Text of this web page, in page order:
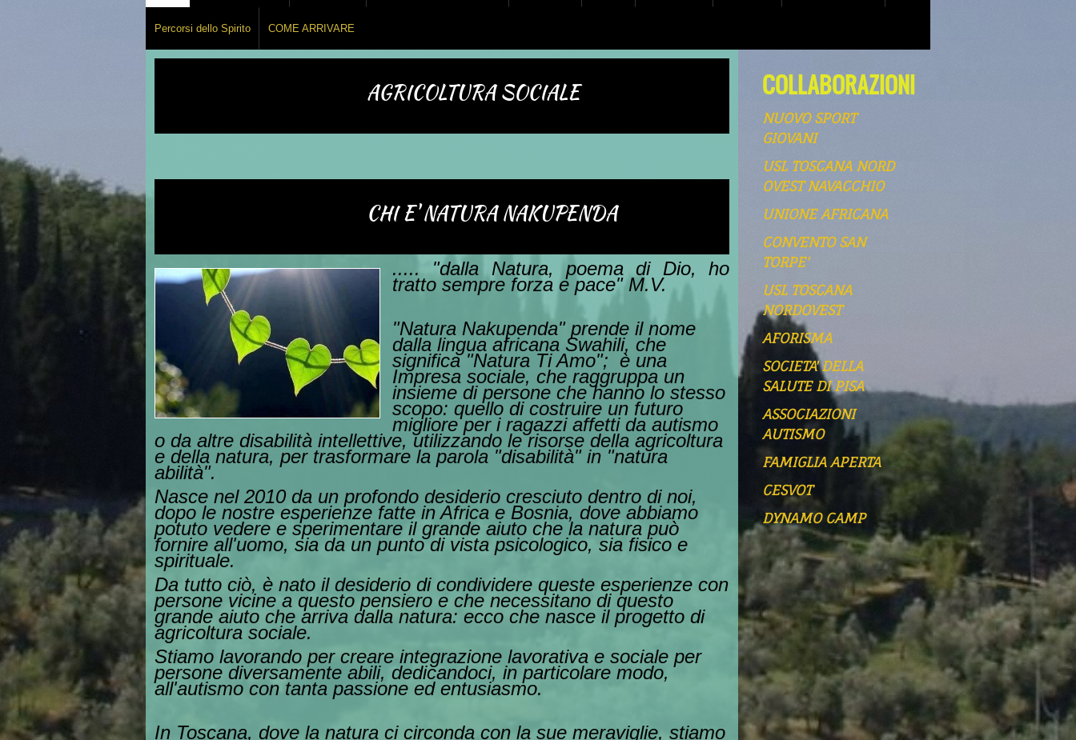
Percorsi dello Spirito COME ARRIVARE
AGRICOLTURA SOCIALE
CHI E' NATURA NAKUPENDA
..... "dalla Natura, poema di Dio, ho
tratto sempre forza e pace" M.V.
"Natura Nakupenda" prende il nome
dalla lingua africana Swahili, che
significa "Natura Ti Amo"; è una
Impresa sociale, che raggruppa un
insieme di persone che hanno lo stesso
scopo: quello di costruire un futuro
migliore per i ragazzi affetti da autismo
o da altre disabilità intellettive, utilizzando le risorse della agricoltura
e della natura, per trasformare la parola "disabilità" in "natura
abilità".
Nasce nel 2010 da un profondo desiderio cresciuto dentro di noi,
dopo le nostre esperienze fatte in Africa e Bosnia, dove abbiamo
potuto vedere e sperimentare il grande aiuto che la natura può
fornire all'uomo, sia da un punto di vista psicologico, sia fisico e
spirituale.
Da tutto ciò, è nato il desiderio di condividere queste esperienze con
persone vicine a questo pensiero e che necessitano di questo
grande aiuto che arriva dalla natura: ecco che nasce il progetto di
agricoltura sociale.
Stiamo lavorando per creare integrazione lavorativa e sociale per
persone diversamente abili, dedicandoci, in particolare modo,
all'autismo con tanta passione ed entusiasmo.
In Toscana, dove la natura ci circonda con la sue meraviglie, stiamo
COLLABORAZIONI
NUOVO SPORT
GIOVANI
USL TOSCANA NORD
OVEST NAVACCHIO
UNIONE AFRICANA
CONVENTO SAN
TORPE'
USL TOSCANA
NORDOVEST
AFORISMA
SOCIETA' DELLA
SALUTE DI PISA
ASSOCIAZIONI
AUTISMO
FAMIGLIA APERTA
CESVOT
DYNAMO CAMP